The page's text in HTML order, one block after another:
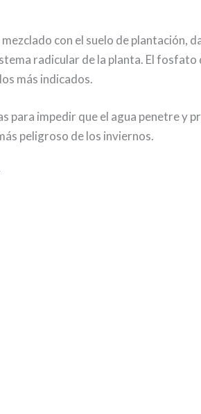
con el suelo de plantación,
radicular de la planta. El
más indicados.
para impedir que el agua penetre y
peligroso de los inviernos.